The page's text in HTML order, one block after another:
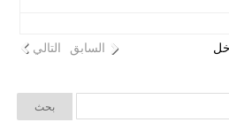
السابق التالي